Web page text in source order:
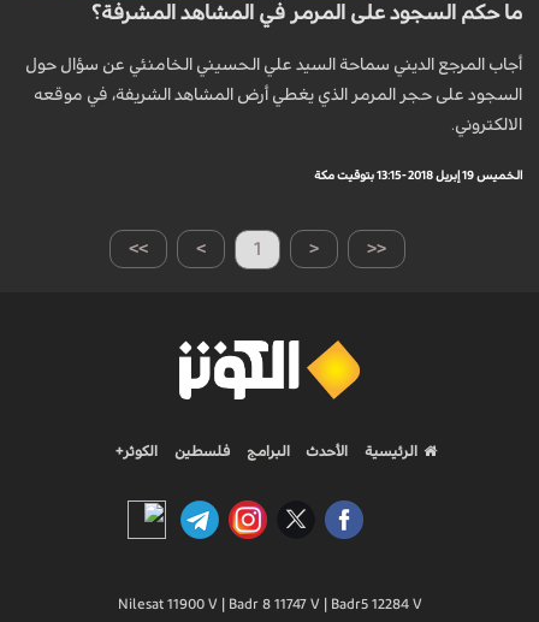
ما حكم السجود على المرمر في المشاهد المشرفة؟
أجاب المرجع الديني سماحة السيد علي الحسيني الخامنئي عن سؤال حول
السجود على حجر المرمر الذي يغطي أرض المشاهد الشريفة، في موقعه
الالكتروني.
الخميس 19 إبريل 2018 - 13:15 بتوقيت مكة
>> > 1 < <<
الرئيسية الأحدث البرامج فلسطين الكوثر+
Nilesat 11900 V | Badr 8 11747 V | Badr5 12284 V